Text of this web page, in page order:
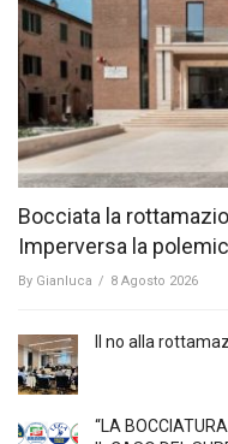
Bocciata la
Imperversa la
By Gianluca / 8 Agosto 2026
Il no alla
“LA